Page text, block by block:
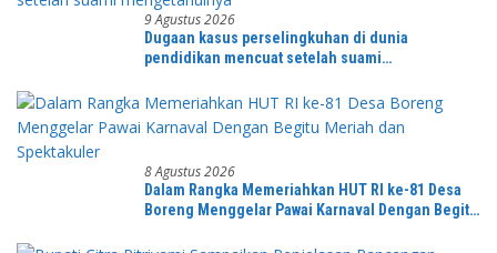
9 Agustus 2026
Dugaan kasus perselingkuhan di dunia
pendidikan mencuat setelah suami
8 Agustus 2026
Dalam Rangka Memeriahkan HUT RI ke-81 Desa
Boreng Menggelar Pawai Karnaval Dengan Begitu